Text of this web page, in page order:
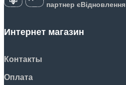
партнер єВідновлення
Интернет магазин
Контакты
Оплата